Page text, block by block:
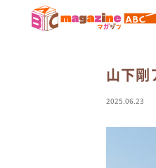
新着
山下剛
2025.06.23